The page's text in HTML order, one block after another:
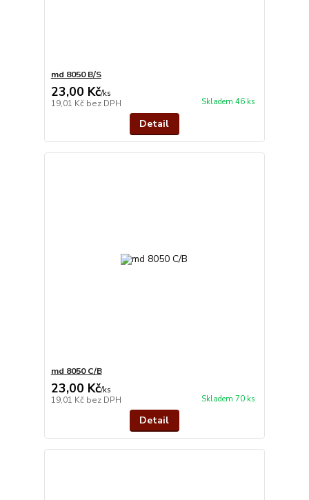
md 8050 B/S
23,00 Kč/ks
19,01 Kč bez DPH Skladem 46 ks
Detail
md 8050 C/B
23,00 Kč/ks
19,01 Kč bez DPH Skladem 70 ks
Detail